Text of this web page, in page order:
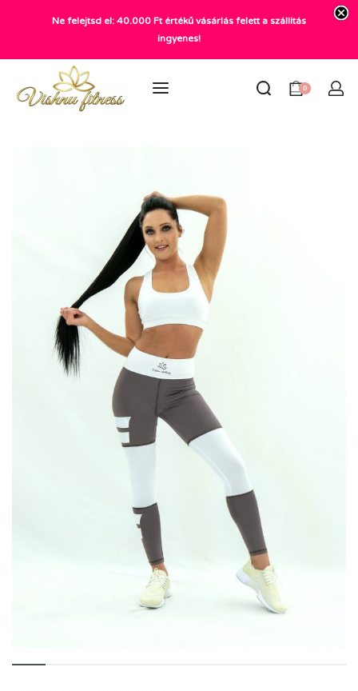
+36 20 372 2969
info@vishnu.hu
0
Ne felejtsd el: 40.000 Ft értékű vásárlás felett a szállítás
ingyenes!